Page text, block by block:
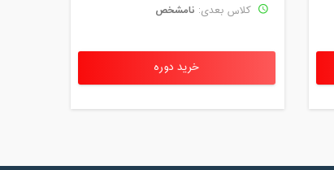
کلاس بعدی: نامشخص
خرید دوره